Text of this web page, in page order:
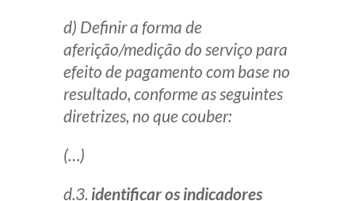
d) Definir a forma de
aferição/medição do serviço para
efeito de pagamento com base no
resultado, conforme as seguintes
diretrizes, no que couber:
(…)
d.3. identificar os indicadores